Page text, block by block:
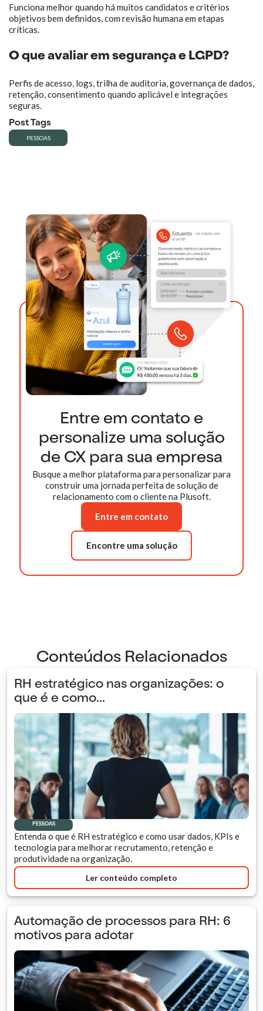
Funciona melhor quando há muitos candidatos e critérios
objetivos bem definidos, com revisão humana em etapas
críticas.
O que avaliar em segurança e LGPD?
Perfis de acesso, logs, trilha de auditoria, governança de dados,
retenção, consentimento quando aplicável e integrações
seguras.
Post Tags
PESSOAS
Entre em contato e
personalize uma solução
de CX para sua empresa
Busque a melhor plataforma para personalizar para
construir uma jornada perfeita de solução de
relacionamento com o cliente na Plusoft.
Entre em contato
Encontre uma solução
Conteúdos Relacionados
RH estratégico nas organizações: o
que é e como...
PESSOAS
Entenda o que é RH estratégico e como usar dados, KPIs e
tecnologia para melhorar recrutamento, retenção e
produtividade na organização.
Ler conteúdo completo
Automação de processos para RH: 6
motivos para adotar